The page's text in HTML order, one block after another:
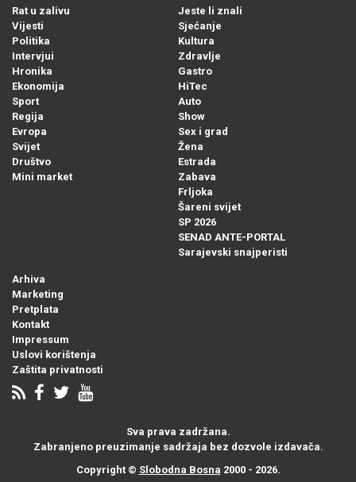
Rat u zalivu
Vijesti
Politika
Intervjui
Hronika
Ekonomija
Sport
Regija
Evropa
Svijet
Društvo
Mini market
Jeste li znali
Sjećanje
Kultura
Zdravlje
Gastro
HiTec
Auto
Show
Sex i grad
Žena
Estrada
Zabava
Frljoka
Šareni svijet
SP 2026
SENAD ANTE-PORTAL
Sarajevski snajperisti
Arhiva
Marketing
Pretplata
Kontakt
Impressum
Uslovi korištenja
Zaštita privatnosti
Sva prava zadržana.
Zabranjeno preuzimanje sadržaja bez dozvole izdavača.
Copyright © Slobodna Bosna 2000 - 2026.